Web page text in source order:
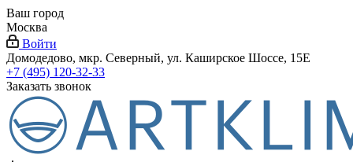
Ваш город
Москва
Войти
Домодедово, мкр. Северный, ул. Каширское Шоссе, 15Е
+7 (495) 120-32-33
Заказать звонок